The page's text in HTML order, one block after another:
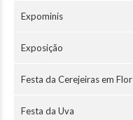
Expominis
Exposição
Festa da Cerejeiras em Flor
Festa da Uva